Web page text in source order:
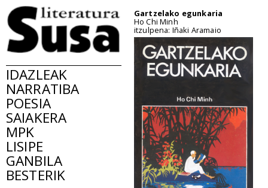
IDAZLEAK
NARRATIBA
POESIA
SAIAKERA
MPK
LISIPE
GANBILA
BESTERIK
Gartzelako egunkaria
Ho Chi Minh
itzulpena: Iñaki Aramaio